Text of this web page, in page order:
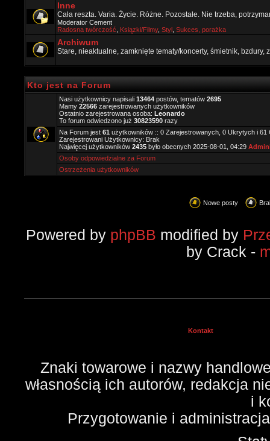
Inne
Cała reszta. Varia. Życie. Różne. Pozostałe. Nie trzeba,
Moderator Cement
Radosna twórczość
Ksiązki/Filmy, Styl Sukces, porażka
Archiwum
Stare, nieaktualne, zamknięte tematy/koncerty, śmietnik, bzdury,
Kto jest na Forum
Nasi użytkownicy napisali 13464 postów, tematów 2695
Mamy 22566 zarejestrowanych użytkowników
Ostatnio zarejestrowana osoba: Leonardo
To forum odwiedzono już 30823590 razy
Na Forum jest 61 użytkowników :: 0 Zarejestrowanych, 0 Ukrytych i 61
Zarejestrowani Użytkownicy: Brak
Najwięcej użytkowników 2435 było obecnych 2025-08-01, 04:29
Osoby odpowiedzialne za Forum
Ostrzeżenia użytkowników
Nowe posty
Powered by phpBB modified by
by Crack -
Kontakt
Znaki towarowe i nazwy
własnością ich autorów, redakcja
i
Przygotowanie i